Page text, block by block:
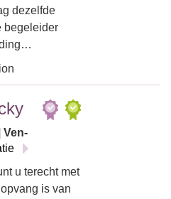
dezelfde
begeleider
Ven-
u terecht met
is van